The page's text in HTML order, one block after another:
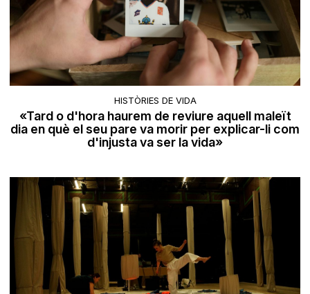
HISTÒRIES DE VIDA
«Tard o d'hora haurem de reviure aquell maleït
dia en què el seu pare va morir per explicar-li com
d'injusta va ser la vida»